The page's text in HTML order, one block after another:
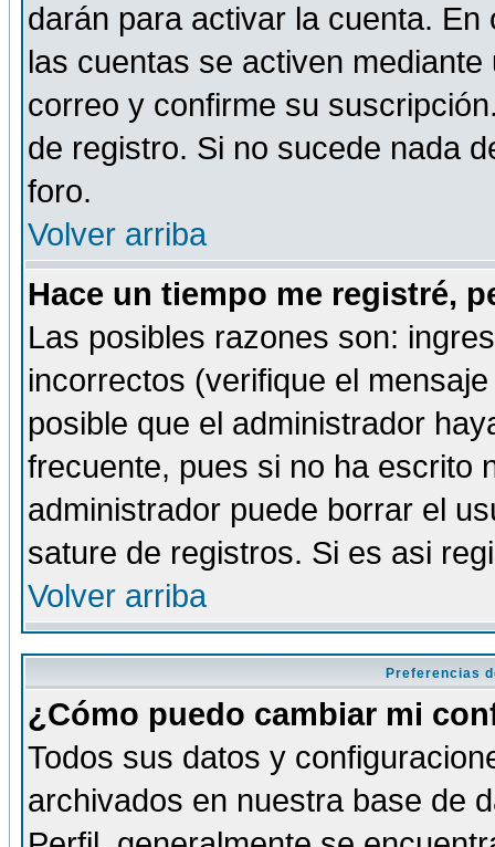
darán para activar la cuenta.
las cuentas se activen
correo y confirme su
de registro. Si no sucede nada
foro.
Volver arriba
Hace un tiempo me registré,
Las posibles razones son:
incorrectos (verifique el
posible que el administrador
frecuente, pues si no ha escrito
administrador puede borrar el
sature de registros. Si es asi
Volver arriba
Preferencias
¿Cómo puedo cambiar mi
Todos sus datos y
archivados en nuestra base de